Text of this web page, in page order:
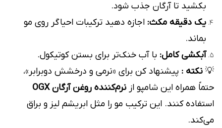
بکشید تا آرگان جذب شود.
یک دقیقه مکث: اجازه دهید ترکیبات احیاگر روی مو
بماند.
آبکشی کامل: با آب خنک‌تر برای بستن کوتیکول.
💡 نکته : پیشنهاد کن برای «نرمی و درخشش دوبرابر»،
حتماً همراه این شامپو از نرم‌کننده روغن آرگان OGX
استفاده کنند. این ترکیب مو را مثل ابریشم لیز و براق
می‌کند.